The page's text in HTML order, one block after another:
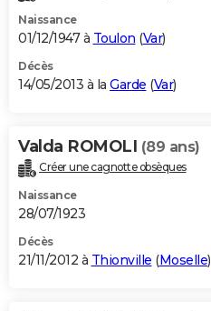
Naissance
01/12/1947 à Toulon (Var)
Décès
14/05/2013 à la Garde (Var)
Valda ROMOLI (89 ans)
Créer une cagnotte obsèques
Naissance
28/07/1923
Décès
21/11/2012 à Thionville (Moselle)